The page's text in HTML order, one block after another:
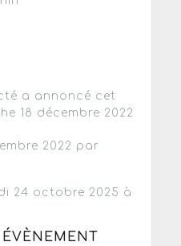
a annoncé cet
18 décembre 2022
2022 par
24 octobre 2025 à